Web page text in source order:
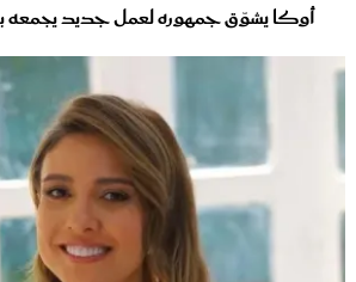
أوكا يشوّق جمهوره لعمل جديد